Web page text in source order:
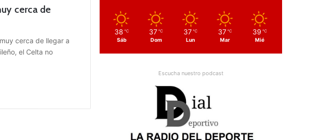
cerca de
cerca de llegar a
el Celta no
38 ℃
Sáb
37 ℃
Dom
37 ℃
Lun
37 ℃
Mar
39 ℃
Mié
Escucha nuestro podcast